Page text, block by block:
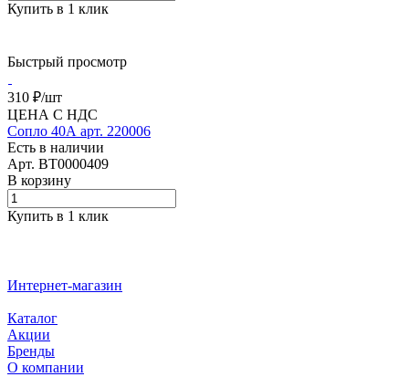
Купить в 1 клик
Быстрый просмотр
310 ₽/шт
ЦЕНА С НДС
Сопло 40А арт. 220006
Есть в наличии
Арт. BT0000409
В корзину
Купить в 1 клик
Интернет-магазин
Каталог
Акции
Бренды
О компании